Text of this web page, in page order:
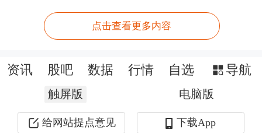
鲍威尔打破75年传统
美联储32年“透明时代”将终结
凯文·沃什能否兑现降息承诺？
点击查看更多内容
资讯 股吧 数据 行情 自选 导航
触屏版 电脑版
给网站提点意见 下载App